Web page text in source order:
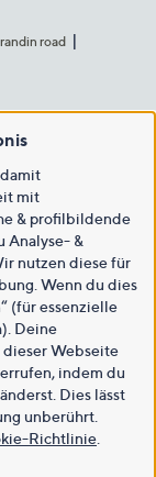
road
mit
& profilbildende
Analyse- &
nutzen diese für
Wenn du dies
(für essenzielle
Deine
Webseite
indem du
Dies lässt
unberührt.
Richtlinie